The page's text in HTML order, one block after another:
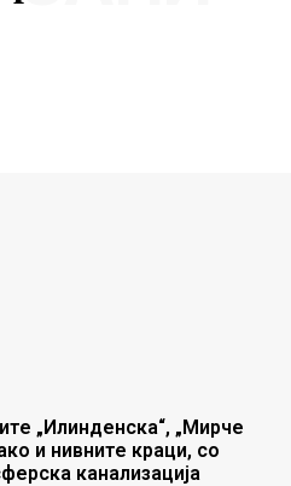
„Илинденска“, „Мирче
и нивните краци, со
канализација